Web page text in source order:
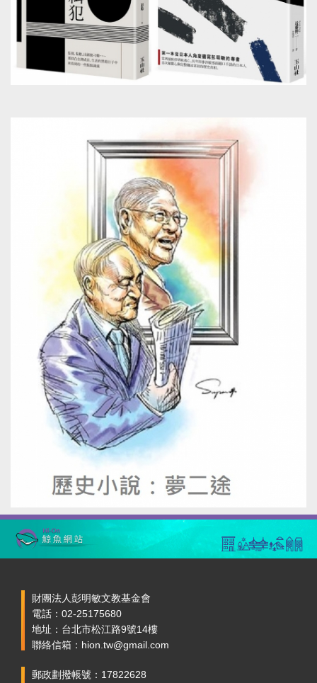
財團法人彭明敏文教基金會
電話：02-25175680
地址：台北市松江路9號14樓
聯絡信箱：hion.tw@gmail.com
郵政劃撥帳號：17822628